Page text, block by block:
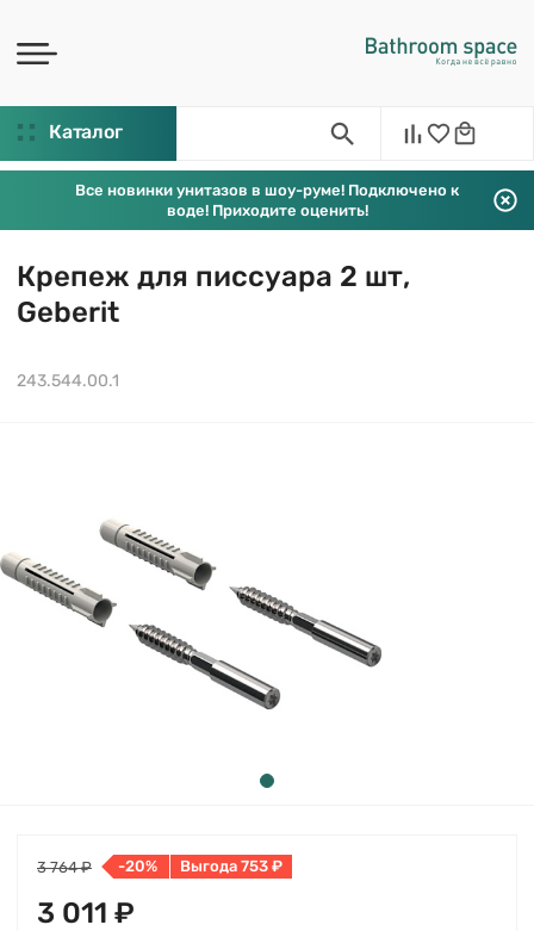
Каталог
Все новинки унитазов в шоу-руме! Подключено к
воде! Приходите оценить!
Крепеж для писсуара 2 шт,
Geberit
243.544.00.1
3 764 ₽ -20% Выгода 753 ₽
3 011 ₽